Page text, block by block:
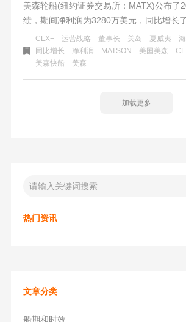
美森轮船(纽约证券交易所：MATX)公布了
绩，期间净利润为3280万美元，同比增长
度总收入为5.241亿美元
CLX+ 运营战略 董事⻓ 关岛 夏威夷
同比增长
净利润 MATSON 美国美森
美森快船
美森
加载更多
热门资讯
文章分类
船期和时效